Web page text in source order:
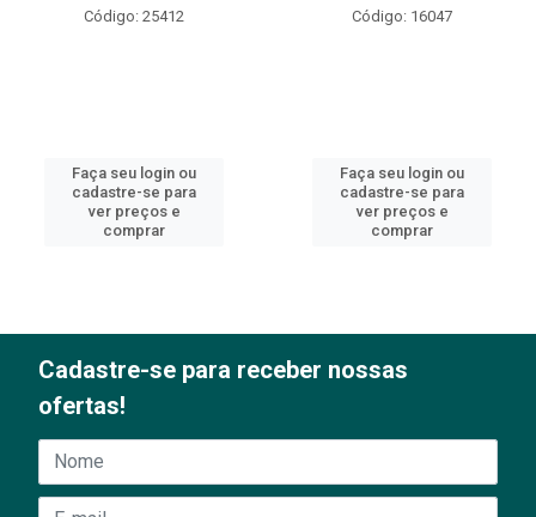
Código: 25412
Faça seu login ou
cadastre-se para
ver preços e
comprar
Código: 16047
Faça seu login ou
cadastre-se para
ver preços e
comprar
Cadastre-se para receber nossas
ofertas!